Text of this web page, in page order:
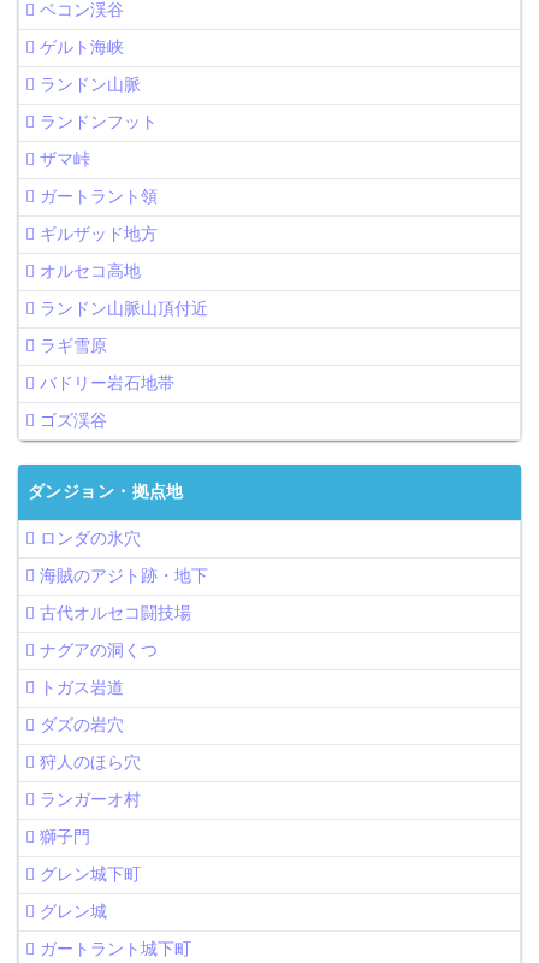
ベコン渓谷
ゲルト海峡
ランドン山脈
ランドンフット
ザマ峠
ガートラント領
ギルザッド地方
オルセコ高地
ランドン山脈山頂付近
ラギ雪原
バドリー岩石地帯
ゴズ渓谷
ダンジョン・拠点地
ロンダの氷穴
海賊のアジト跡・地下
古代オルセコ闘技場
ナグアの洞くつ
トガス岩道
ダズの岩穴
狩人のほら穴
ランガーオ村
獅子門
グレン城下町
グレン城
ガートラント城下町